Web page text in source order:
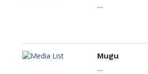
....
Mugu
....